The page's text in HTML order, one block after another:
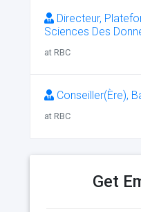
Directeur,
Sciences Des
at RBC
Conseiller(Ère),
at RBC
Get